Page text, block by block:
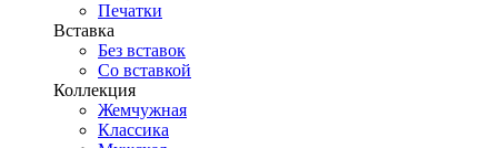
Печатки
Вставка
Без вставок
Со вставкой
Коллекция
Жемчужная
Классика